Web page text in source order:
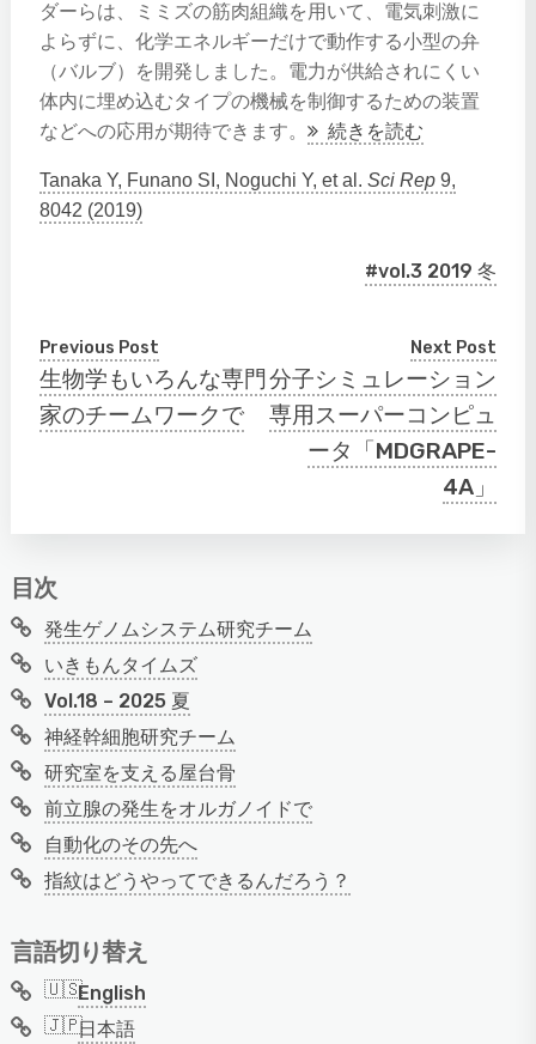
ダーらは、ミミズの筋肉組織を用いて、電気刺激に
よらずに、化学エネルギーだけで動作する小型の弁
（バルブ）を開発しました。電力が供給されにくい
体内に埋め込むタイプの機械を制御するための装置
などへの応用が期待できます。
続きを読む
Tanaka Y, Funano SI, Noguchi Y, et al.Sci Rep 9,
8042 (2019)
#vol.3 2019 冬
Previous Post
生物学もいろんな専門
家のチームワークで
Next Post
分子シミュレーション
専用スーパーコンピュ
ータ「MDGRAPE-
4A」
目次
発生ゲノムシステム研究チーム
いきもんタイムズ
Vol.18 – 2025 夏
神経幹細胞研究チーム
研究室を支える屋台骨
前立腺の発生をオルガノイドで
自動化のその先へ
指紋はどうやってできるんだろう？
言語切り替え
English
日本語